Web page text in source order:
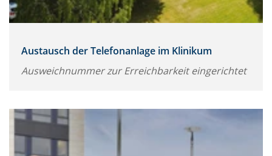
Austausch der Telefonanlage im Klinikum
Ausweichnummer zur Erreichbarkeit eingerichtet